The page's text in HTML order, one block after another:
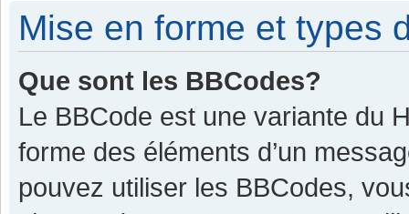
Mise en forme et types
Que sont les BBCodes?
Le BBCode est une variante du
forme des éléments d’un
pouvez utiliser les BBCodes,